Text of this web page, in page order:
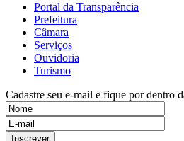
Portal da Transparência
Prefeitura
Câmara
Serviços
Ouvidoria
Turismo
Cadastre seu e-mail e fique por dentro